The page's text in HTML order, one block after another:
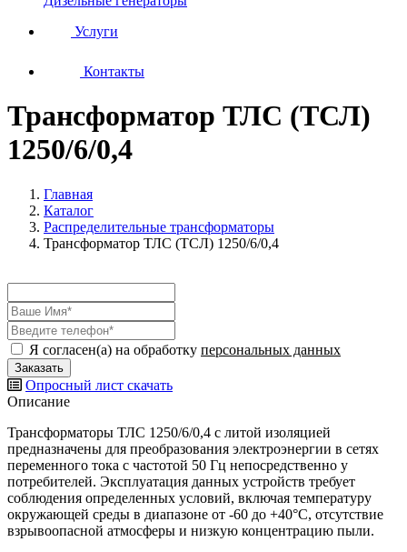
Услуги
Контакты
Трансформатор ТЛС (ТСЛ)
1250/6/0,4
Главная
Каталог
Распределительные трансформаторы
Трансформатор ТЛС (ТСЛ) 1250/6/0,4
Я согласен(а) на обработку персональных данных
Опросный лист скачать
Описание
Трансформаторы ТЛС 1250/6/0,4 с литой изоляцией
предназначены для преобразования электроэнергии в сетях
переменного тока с частотой 50 Гц непосредственно у
потребителей. Эксплуатация данных устройств требует
соблюдения определенных условий, включая температуру
окружающей среды в диапазоне от -60 до +40°С, отсутствие
взрывоопасной атмосферы и низкую концентрацию пыли.